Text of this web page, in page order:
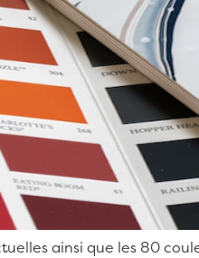
ainsi que les 80